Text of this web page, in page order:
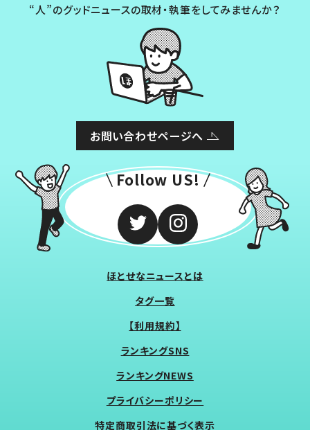
“人”のグッドニュースの取材・執筆をしてみませんか？
お問い合わせページへ
Follow US!
ほとせなニュースとは
タグ一覧
【利用規約】
ランキングSNS
ランキングNEWS
プライバシーポリシー
特定商取引法に基づく表示